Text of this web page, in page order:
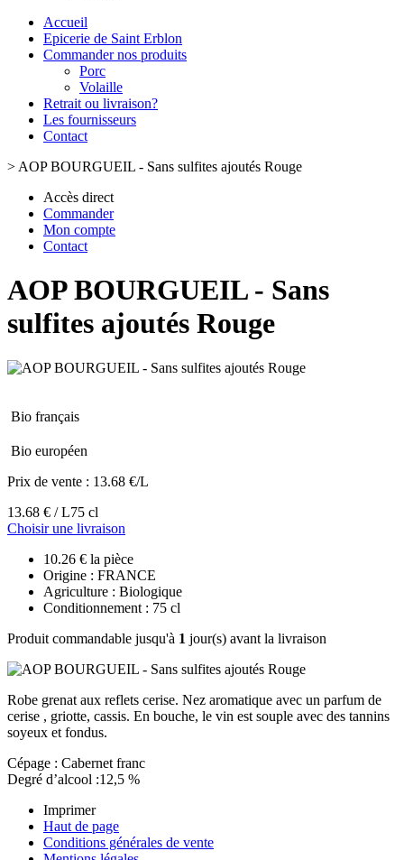
Accueil
Epicerie de Saint Erblon
Commander nos produits
Porc
Volaille
Retrait ou livraison?
Les fournisseurs
Contact
> AOP BOURGUEIL - Sans sulfites ajoutés Rouge
Accès direct
Commander
Mon compte
Contact
AOP BOURGUEIL - Sans
sulfites ajoutés Rouge
Bio français
Bio européen
Prix de vente : 13.68 €/L
13.68 € / L75 cl
Choisir une livraison
10.26 € la pièce
Origine : FRANCE
Agriculture : Biologique
Conditionnement : 75 cl
Produit commandable jusqu'à 1 jour(s) avant la livraison
Robe grenat aux reflets cerise. Nez aromatique avec un parfum de
cerise , griotte, cassis. En bouche, le vin est souple avec des tannins
soyeux et fondus.
Cépage : Cabernet franc
Degré d’alcool :12,5 %
Imprimer
Haut de page
Conditions générales de vente